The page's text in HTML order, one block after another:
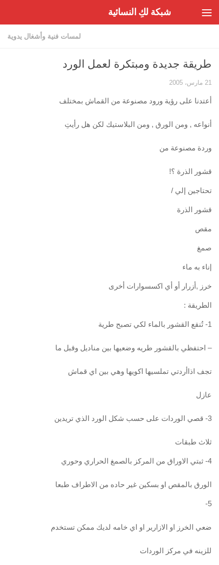
شبكة لكِ النسائية
لمسات فنية وأشغال يدوية
طريقة جديدة ومبتكرة لعمل الورد
21 مارس، 2005
أعتدنا على رؤية ورود مصنوعة من القماش بمختلف
أنواعه , ومن الورق , ومن البلاستيك لكن هل رأيتِ
وردة مصنوعة من
قشور الذرة ؟!
تحتاجين إلي /
قشور الذرة
مقص
صمغ
إناء به ماء
خرز ,أزرار أو أي اكسسوارات أخرى
الطريقة :
1- تُنقع القشور بالماء لكي تصبح طرية
– احتفظي بالقشور طريه وضعيها بين مناديل وقبل ما
تجف اذاأردتي تملسيها اكويها وهي بين اي قماش
عازل
3- قصي الوردات على حسب شكل الورد الذي تريدين
ثلاث طبقات
4- ثبتي الاوراق من المركز بالصمغ الحراري وحوري
الورق بالمقص او بسكين غير حاده من الاطراف طبعا
5-
ضعي الخرز او الازارير او اي خامه لديك ممكن تستخدم
للزينه في مركز الوردات